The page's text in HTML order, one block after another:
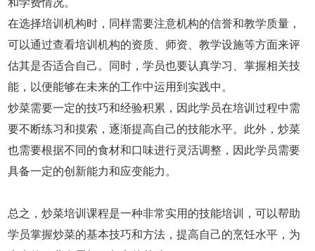
和学费情况。
在选择培训机构时，同样需要注意机构的信誉和教学质量，
可以通过查看培训机构的资质、师资、教学设施等方面来评
估其是否适合自己。同时，学员也要认真学习、掌握相关技
能，以便能够在未来的工作中运用到实践中。
炒菜需要一定的技巧和经验积累，因此学员在培训过程中需
要不断练习和摸索，逐渐提高自己的技能水平。此外，炒菜
也需要根据不同的食材和口味进行灵活调整，因此学员需要
具备一定的创新能力和应变能力。
总之，炒菜培训课程是一种非常实用的技能培训，可以帮助
学员掌握炒菜的基本技巧和方法，提高自己的烹饪水平，为